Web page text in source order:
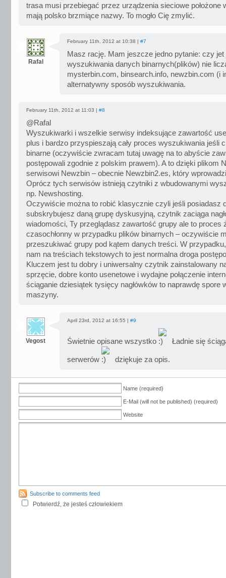
trasa musi przebiegać przez urządzenia sieciowe położone
mają polsko brzmiące nazwy. To mogło Cię zmylić.
Rafal
February 11th, 2012 at 10:38 | #7
Masz rację. Mam jeszcze jedno pytanie: czy
wyszukiwania danych binarnych(plików) nie
mysterbin.com, binsearch.info, newzbin.com (i
alternatywny sposób wyszukiwania.
February 11th, 2012 at 11:03 | #8
@Rafal
Wyszukiwarki i wszelkie serwisy indeksujące zawartość
plus i bardzo przyspieszają cały proces wyszukiwania jeśli
binarne (oczywiście zwracam tutaj uwagę na to abyście
postępowali zgodnie z polskim prawem). A to dzięki plikom
serwisowi Newzbin – obecnie Newzbin2.es, który
Oprócz tych serwisów istnieją czytniki z wbudowanymi
np. Newshosting.
Oczywiście można to robić klasycznie czyli jeśli posiadasz
subskrybujesz daną grupę dyskusyjną, czytnik zaciąga
wiadomości, Ty przeglądasz zawartość grupy ale to proces
czasochłonny w przypadku plików binarnych – oczywiście
przeszukiwać grupy pod kątem danych treści. W
nam na treściach tekstowych to jest normalna droga
Kluczem jest tu dobry i uniwersalny czytnik zainstalowany
sprzęcie, dobre konto usenetowe i wydajne połączenie
ściąganie dziesiątek tysięcy nagłówków to naprawdę spore
maszyny.
Vegost
April 23rd, 2012 at 16:55 | #9
Świetnie opisane wszystko Ładnie się
serwerów dziękuje za opis.
Name (required)
E-Mail (will not be published) (required)
Website
Subscribe to comments feed
Potwierdź, że jesteś człowiekiem